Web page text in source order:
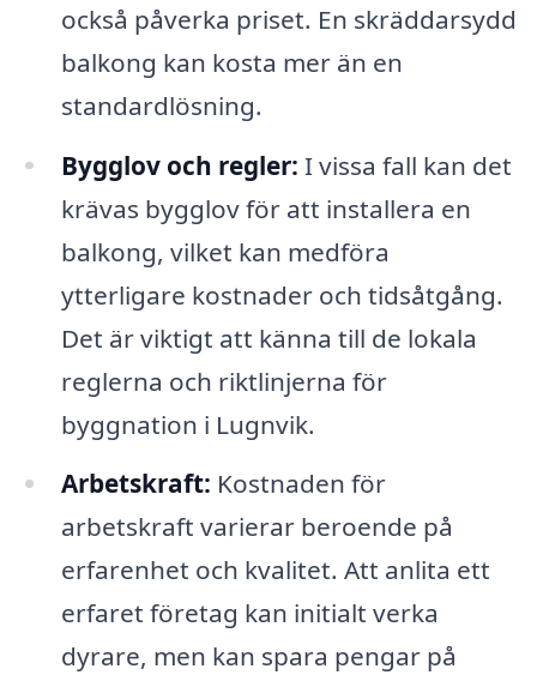
också påverka priset. En skräddarsydd
balkong kan kosta mer än en
standardlösning.
Bygglov och regler: I vissa fall kan det
krävas bygglov för att installera en
balkong, vilket kan medföra
ytterligare kostnader och tidsåtgång.
Det är viktigt att känna till de lokala
reglerna och riktlinjerna för
byggnation i Lugnvik.
Arbetskraft: Kostnaden för
arbetskraft varierar beroende på
erfarenhet och kvalitet. Att anlita ett
erfaret företag kan initialt verka
dyrare, men kan spara pengar på